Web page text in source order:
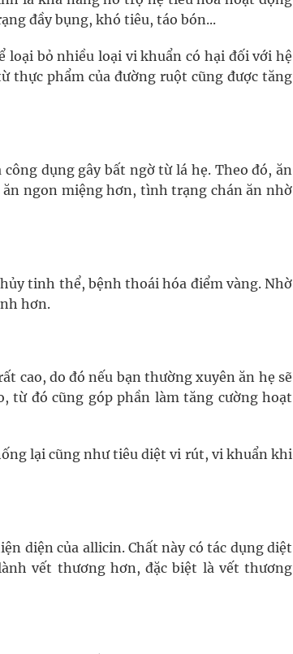
đầy bụng, khó tiêu, táo bón...
loại bỏ nhiều loại vi khuẩn có hại đối với hệ
thực phẩm của đường ruột cũng được tăng
dụng gây bất ngờ từ lá hẹ. Theo đó, ăn
ngon miệng hơn, tình trạng chán ăn nhờ
tinh thể, bệnh thoái hóa điểm vàng. Nhờ
hơn.
cao, do đó nếu bạn thường xuyên ăn hẹ sẽ
từ đó cũng góp phần làm tăng cường hoạt
lại cũng như tiêu diệt vi rút, vi khuẩn khi
diện của allicin. Chất này có tác dụng diệt
vết thương hơn, đặc biệt là vết thương